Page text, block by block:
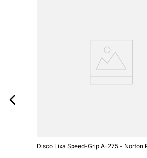
Disco Lixa Speed-Grip A-275 - Norton